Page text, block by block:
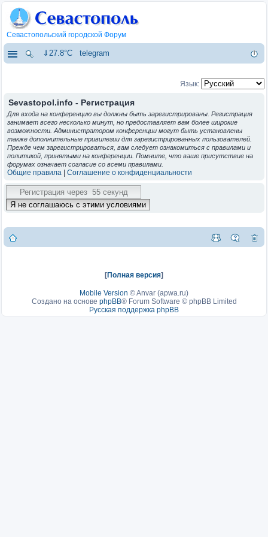
Севастопольский городской Форум
⇓27.8°C telegram
Язык:
Sevastopol.info - Регистрация
Для входа на конференцию вы должны быть зарегистрированы. Регистрация
занимает всего несколько минут, но предоставляет вам более широкие
возможности. Администратором конференции могут быть установлены
также дополнительные привилегии для зарегистрированных пользователей.
Прежде чем зарегистрироваться, вам следует ознакомиться с правилами и
политикой, принятыми на конференции. Помните, что ваше присутствие на
форумах означает согласие со всеми правилами.
Общие правила Соглашение о конфиденциальности
[Полная версия]
Mobile Version ©Anvar (apwa.ru)
Создано на основе phpBB® Forum Software © phpBB Limited
Русская поддержка phpBB